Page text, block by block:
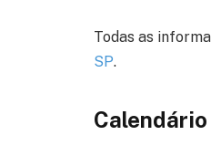
Todas as
SP.